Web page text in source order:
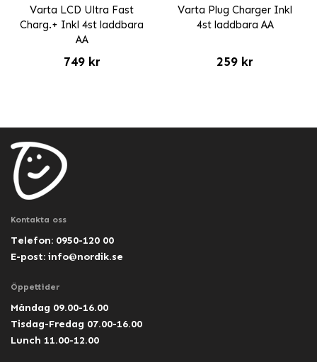
Varta LCD Ultra Fast
Charg.+ Inkl 4st laddbara
AA
749 kr
Varta Plug Charger Inkl
4st laddbara AA
259 kr
Kontakta oss
Telefon: 0950-120 00
E-post: info@nordik.se
Öppettider
Måndag 09.00-16.00
Tisdag-Fredag 07.00-16.00
Lunch 11.00-12.00